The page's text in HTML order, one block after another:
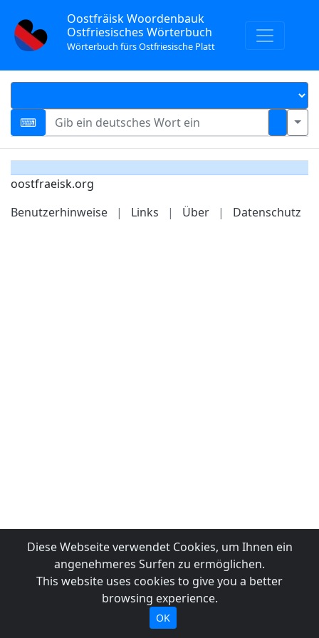
Oostfräisk Woordenbauk
Ostfriesisches Wörterbuch
Wörterbuch fürs Ostfriesische Platt
oostfraeisk.org
Benutzerhinweise
| Links | Über | Datenschutz
Diese Webseite verwendet Cookies, um Ihnen ein
angenehmeres Surfen zu ermöglichen.
This website uses cookies to give you a better
browsing experience.
OK